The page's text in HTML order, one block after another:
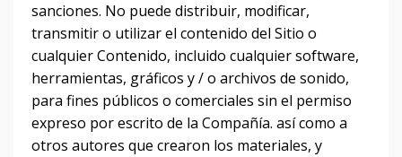
sanciones. No puede distribuir, modificar,
transmitir o utilizar el contenido del Sitio o
cualquier Contenido, incluido cualquier software,
herramientas, gráficos y / o archivos de sonido,
para fines públicos o comerciales sin el permiso
expreso por escrito de la Compañía. así como a
otros autores que crearon los materiales, y